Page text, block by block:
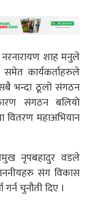
शाह मनुले
समेत कार्यकर्ताहरुले
भन्दा ठूलो संगठन
संगठन बलियो
वितरण महाअभियान
नृपबहादुर वडले
संग विकास
गर्न चुनौती दिए ।